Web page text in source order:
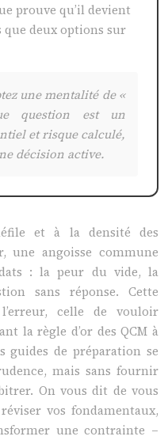
prouve qu’il devient
que deux options sur
une mentalité de «
question est un
et risque calculé,
décision active.
et à la densité des
une angoisse commune
: la peur du vide, la
sans réponse. Cette
celle de vouloir
la règle d’or des QCM à
guides de préparation se
mais sans fournir
On vous dit de vous
vos fondamentaux,
une contrainte –